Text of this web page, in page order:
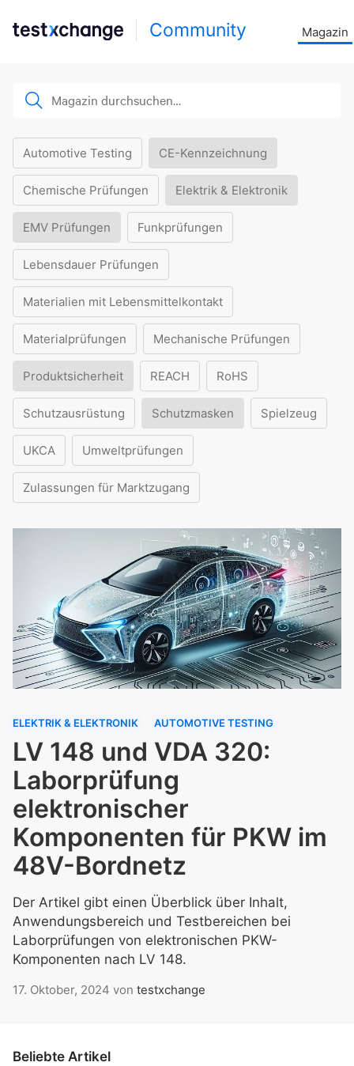
Community Magazin
Automotive Testing CE-Kennzeichnung
Chemische Prüfungen Elektrik & Elektronik
EMV Prüfungen Funkprüfungen
Lebensdauer Prüfungen
Materialien mit Lebensmittelkontakt
Materialprüfungen Mechanische Prüfungen
Produktsicherheit REACH RoHS
Schutzausrüstung Schutzmasken Spielzeug
UKCA Umweltprüfungen
Zulassungen für Marktzugang
ELEKTRIK & ELEKTRONIK AUTOMOTIVE TESTING
LV 148 und VDA 320:
Laborprüfung
elektronischer
Komponenten für PKW im
48V-Bordnetz
Der Artikel gibt einen Überblick über Inhalt,
Anwendungsbereich und Testbereichen bei
Laborprüfungen von elektronischen PKW-
Komponenten nach LV 148.
17. Oktober, 2024 von testxchange
Beliebte Artikel